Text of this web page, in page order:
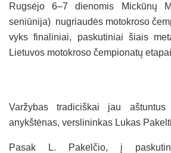
Rugsėjo 6–7 dienomis Mickūnų
seniūnija) nugriaudės motokroso
vyks finaliniai, paskutiniai šiais
Lietuvos motokroso čempionatų
Varžybas tradiciškai jau aštuntus
anykštėnas, verslininkas Lukas
Pasak L. Pakelčio, į